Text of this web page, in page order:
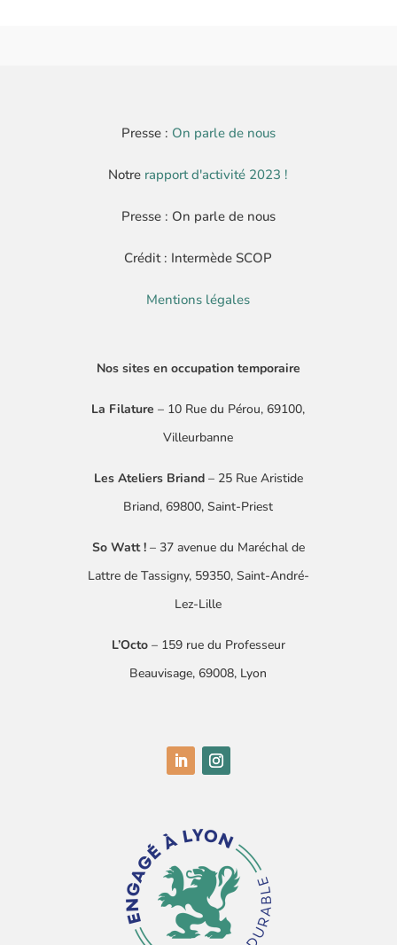
Presse : On parle de nous
Notre rapport d'activité 2023 !
Presse : On parle de nous
Crédit : Intermède SCOP
Mentions légales
Nos sites en occupation temporaire
La Filature – 10 Rue du Pérou, 69100,
Villeurbanne
Les Ateliers Briand– 25 Rue Aristide
Briand, 69800, Saint-Priest
So Watt !– 37 avenue du Maréchal de
Lattre de Tassigny​, 59350, Saint-André-
Lez-Lille
L’Octo– 159 rue du Professeur
Beauvisage, 69008, Lyon